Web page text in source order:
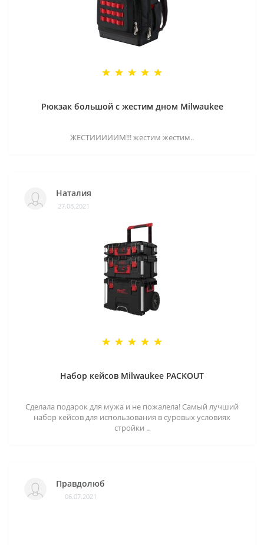
Рюкзак большой с жестим дном Milwaukee
ЖЕСТИИИИИМ!!! жестим жестим..
Наталия
27.08.2021
Набор кейсов Milwaukee PACKOUT
Сделала подарок для мужа и не пожалела! Самый лучший
набор кейсов для использования в суровых условиях
стройки ..
Правдолюб
06.07.2021